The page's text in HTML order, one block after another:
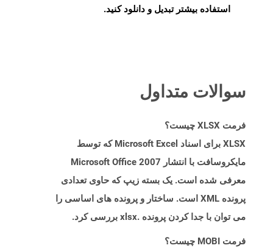
استفاده بیشتر تبدیل و دانلود کنید.
سوالات متداول
فرمت XLSX چیست؟
XLSX برای اسناد Microsoft Excel که توسط
مایکروسافت با انتشار Microsoft Office 2007
معرفی شده است. یک بسته زیپ که حاوی تعدادی
پرونده XML است. ساختار و پرونده های اساسی را
می توان با جدا کردن پرونده .xlsx بررسی کرد.
فرمت MOBI چیست؟